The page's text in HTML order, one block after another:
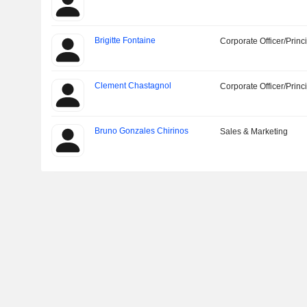
Brigitte Fontaine Corporate Officer/
Clement Chastagnol Corporate Officer/
Bruno Gonzales Chirinos Sales & Marketing